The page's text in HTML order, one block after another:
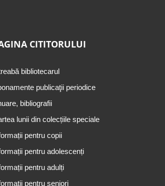
CITITORULUI
bibliotecarul
publicaţii periodice
bibliografii
lunii din colecțiile speciale
pentru copii
pentru adolescenți
pentru adulți
pentru seniori